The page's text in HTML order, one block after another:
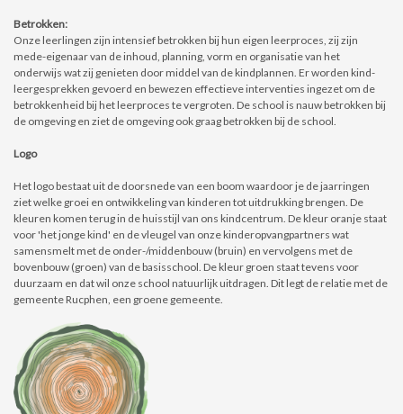
Betrokken:
Onze leerlingen zijn intensief betrokken bij hun eigen leerproces, zij zijn
mede-eigenaar van de inhoud, planning, vorm en organisatie van het
onderwijs wat zij genieten door middel van de kindplannen. Er worden kind-
leergesprekken gevoerd en bewezen effectieve interventies ingezet om de
betrokkenheid bij het leerproces te vergroten. De school is nauw betrokken bij
de omgeving en ziet de omgeving ook graag betrokken bij de school.
Logo
Het logo bestaat uit de doorsnede van een boom waardoor je de jaarringen
ziet welke groei en ontwikkeling van kinderen tot uitdrukking brengen. De
kleuren komen terug in de huisstijl van ons kindcentrum. De kleur oranje staat
voor 'het jonge kind' en de vleugel van onze kinderopvangpartners wat
samensmelt met de onder-/middenbouw (bruin) en vervolgens met de
bovenbouw (groen) van de basisschool. De kleur groen staat tevens voor
duurzaam en dat wil onze school natuurlijk uitdragen. Dit legt de relatie met de
gemeente Rucphen, een groene gemeente.